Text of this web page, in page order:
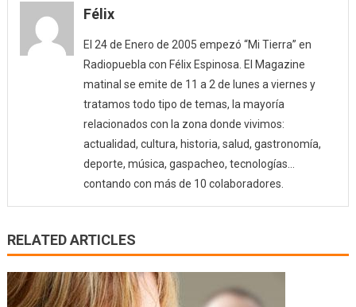
Félix
El 24 de Enero de 2005 empezó “Mi Tierra” en
Radiopuebla con Félix Espinosa. El Magazine
matinal se emite de 11 a 2 de lunes a viernes y
tratamos todo tipo de temas, la mayoría
relacionados con la zona donde vivimos:
actualidad, cultura, historia, salud, gastronomía,
deporte, música, gaspacheo, tecnologías…
contando con más de 10 colaboradores.
RELATED ARTICLES